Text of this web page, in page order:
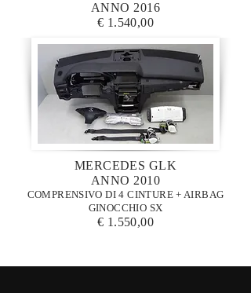
ANNO 2016
€ 1.540,00
MERCEDES GLK
ANNO 2010
COMPRENSIVO DI 4 CINTURE + AIRBAG
GINOCCHIO SX
€ 1.550,00